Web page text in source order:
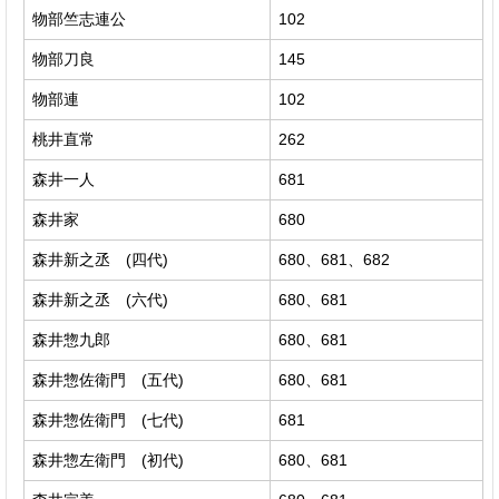
物部竺志連公 102
物部刀良 145
物部連 102
桃井直常 262
森井一人 681
森井家 680
森井新之丞 (四代) 680、681、682
森井新之丞 (六代) 680、681
森井惣九郎 680、681
森井惣佐衛門 (五代) 680、681
森井惣佐衛門 (七代) 681
森井惣左衛門 (初代) 680、681